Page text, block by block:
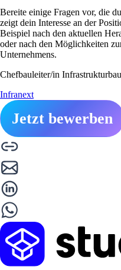
Bereite einige Fragen vor, die
zeigt dein Interesse an der
Beispiel nach den aktuellen
oder nach den Möglichkeiten
Unternehmens.
Chefbauleiter/in Infrastrukturbau
Infranext
Jetzt bewerben